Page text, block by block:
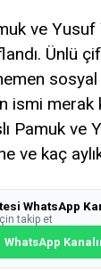
ve Yusuf
Ünlü
ismi merak
Pamuk ve
ne ve kaç
WhatsApp
takip et
WhatsApp